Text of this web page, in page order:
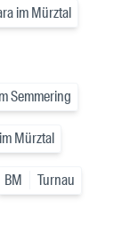
im Mürztal
Semmering
Mürztal
BM Turnau